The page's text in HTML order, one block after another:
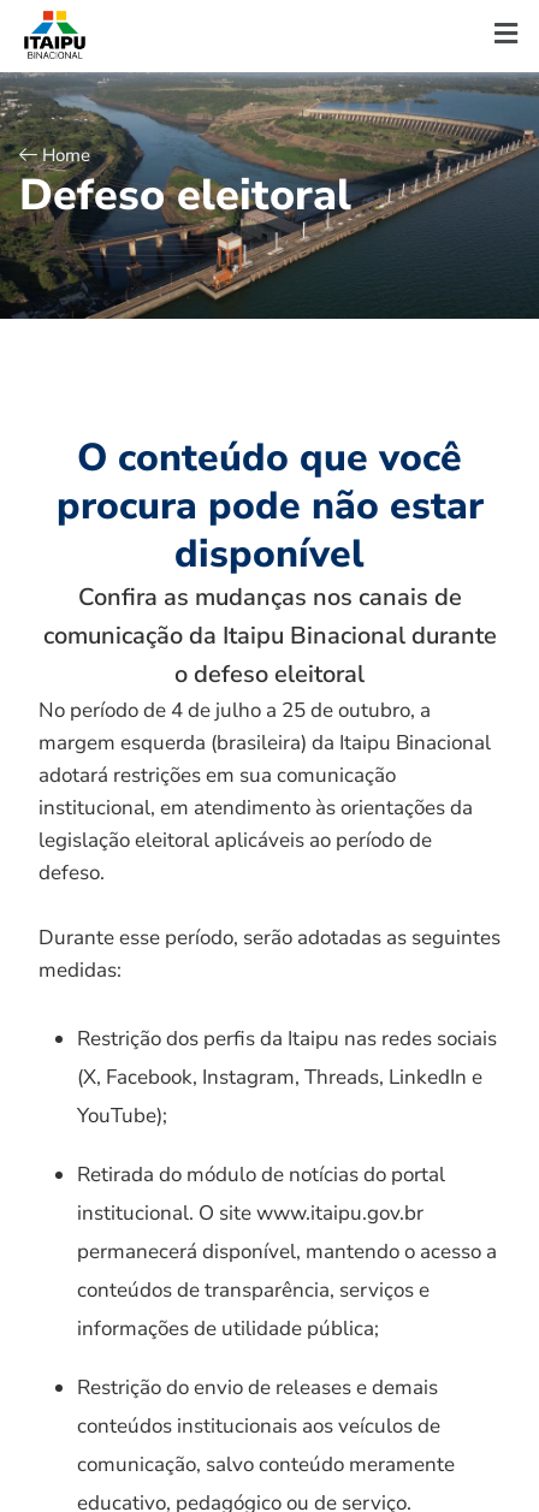
Home
Defeso eleitoral
O conteúdo que você
procura pode não estar
disponível
Confira as mudanças nos canais de
comunicação da Itaipu Binacional durante
o defeso eleitoral
No período de 4 de julho a 25 de outubro, a
margem esquerda (brasileira) da Itaipu Binacional
adotará restrições em sua comunicação
institucional, em atendimento às orientações da
legislação eleitoral aplicáveis ao período de
defeso.
Durante esse período, serão adotadas as seguintes
medidas:
Restrição dos perfis da Itaipu nas redes sociais
(X, Facebook, Instagram, Threads, LinkedIn e
YouTube);
Retirada do módulo de notícias do portal
institucional. O site www.itaipu.gov.br
permanecerá disponível, mantendo o acesso a
conteúdos de transparência, serviços e
informações de utilidade pública;
Restrição do envio de releases e demais
conteúdos institucionais aos veículos de
comunicação, salvo conteúdo meramente
educativo, pedagógico ou de serviço.